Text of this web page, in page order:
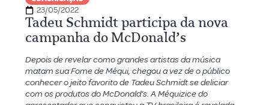
23/05/2022
Tadeu Schmidt participa da nova
campanha do McDonald’s
Depois de revelar como grandes artistas da música
matam sua Fome de Méqui, chegou a vez de o público
conhecer o jeito favorito de Tadeu Schmidt se deliciar
com os produtos do McDonald’s. A Méquizice do